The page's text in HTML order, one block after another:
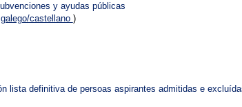
y ayudas públicas
castellano )
lista definitiva de persoas aspirantes admitidas e